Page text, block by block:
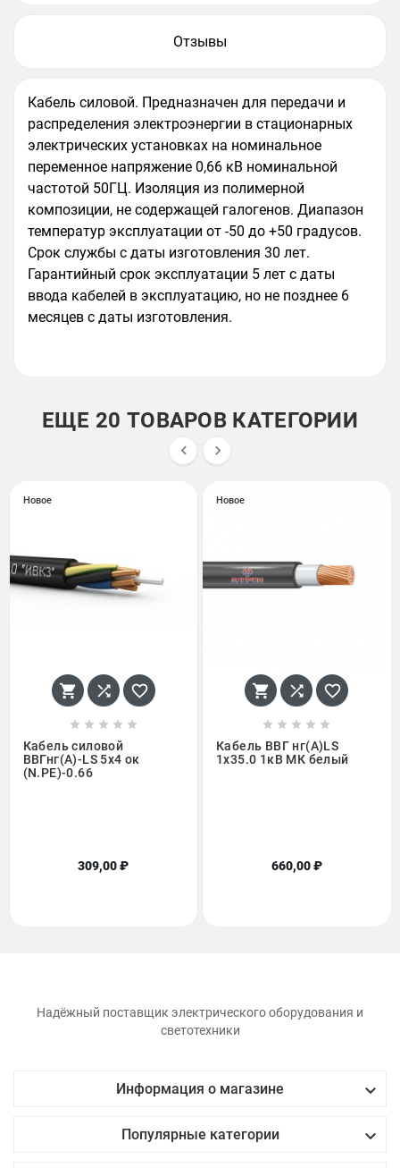
Отзывы
Кабель силовой. Предназначен для передачи и
распределения электроэнергии в стационарных
электрических установках на номинальное
переменное напряжение 0,66 кВ номинальной
частотой 50ГЦ. Изоляция из полимерной
композиции, не содержащей галогенов. Диапазон
температур эксплуатации от -50 до +50 градусов.
Срок службы с даты изготовления 30 лет.
Гарантийный срок эксплуатации 5 лет с даты
ввода кабелей в эксплуатацию, но не позднее 6
месяцев с даты изготовления.
ЕЩЕ 20 ТОВАРОВ КАТЕГОРИИ
 
Новое
  
    
Кабель силовой
ВВГнг(А)-LS 5х4 ок
(N.PE)-0.66
309,00 ₽
Новое
  
    
Кабель ВВГ нг(А)LS
1х35.0 1кВ МК белый
660,00 ₽
Надёжный поставщик электрического оборудования и
светотехники
Информация о магазине 
Популярные категории 